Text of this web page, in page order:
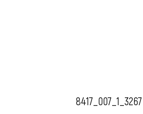
8417_007_1_3267